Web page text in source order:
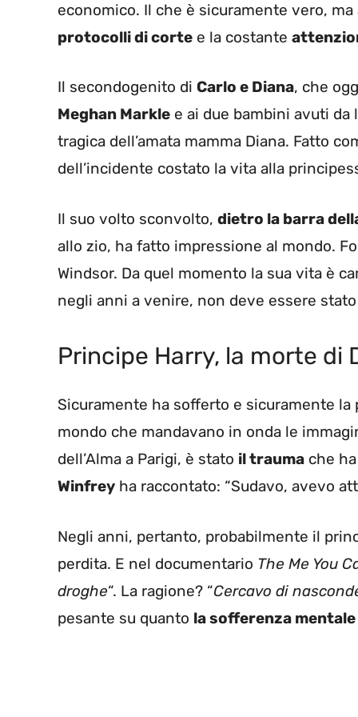
economico. Il che è sicuramente vero,
protocolli di corte e la costante
Il secondogenito di Carlo e Diana, che
Meghan Markle e ai due bambini avuti
tragica dell’amata mamma Diana. Fatto
dell’incidente costato la vita alla
Il suo volto sconvolto, dietro la barra
allo zio, ha fatto impressione al mondo.
Windsor. Da quel momento la sua vita è
negli anni a venire, non deve essere
Principe Harry, la morte di
Sicuramente ha sofferto e sicuramente
mondo che mandavano in onda le
dell’Alma a Parigi, è stato il trauma che
Winfrey ha raccontato: “Sudavo, avevo
Negli anni, pertanto, probabilmente il
perdita. E nel documentario The Me You
droghe“. La ragione? “Cercavo di
pesante su quanto la sofferenza